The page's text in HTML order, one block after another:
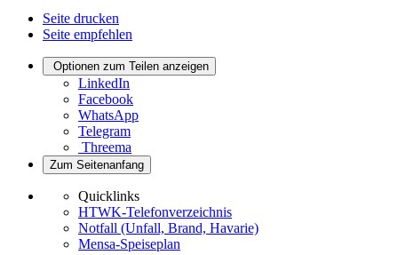
Seite drucken
Seite empfehlen
Optionen zum Teilen anzeigen
LinkedIn
Facebook
WhatsApp
Telegram
Threema
Zum Seitenanfang
Quicklinks
HTWK-Telefonverzeichnis
Notfall (Unfall, Brand, Havarie)
Mensa-Speiseplan